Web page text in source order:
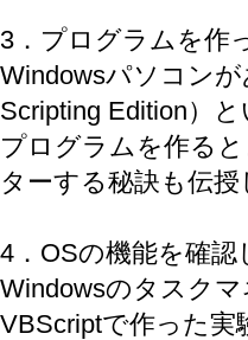
3．プログラムを作
Windowsパソコン
Scripting Edition）
プログラムを作る
ターする秘訣も伝授
4．OSの機能を確認
Windowsのタスク
VBScriptで作った